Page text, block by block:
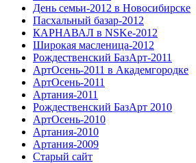
День семьи-2012 в Новосибирске
Пасхальный базар-2012
КАРНАВАЛ в NSKe-2012
Широкая масленица-2012
Рождественский БазАрт-2011
АртОсень-2011 в Академгородке
АртОсень-2011
Артания-2011
Рождественский БазАрт 2010
АртОсень-2010
Артания-2010
Артания-2009
Старый сайт